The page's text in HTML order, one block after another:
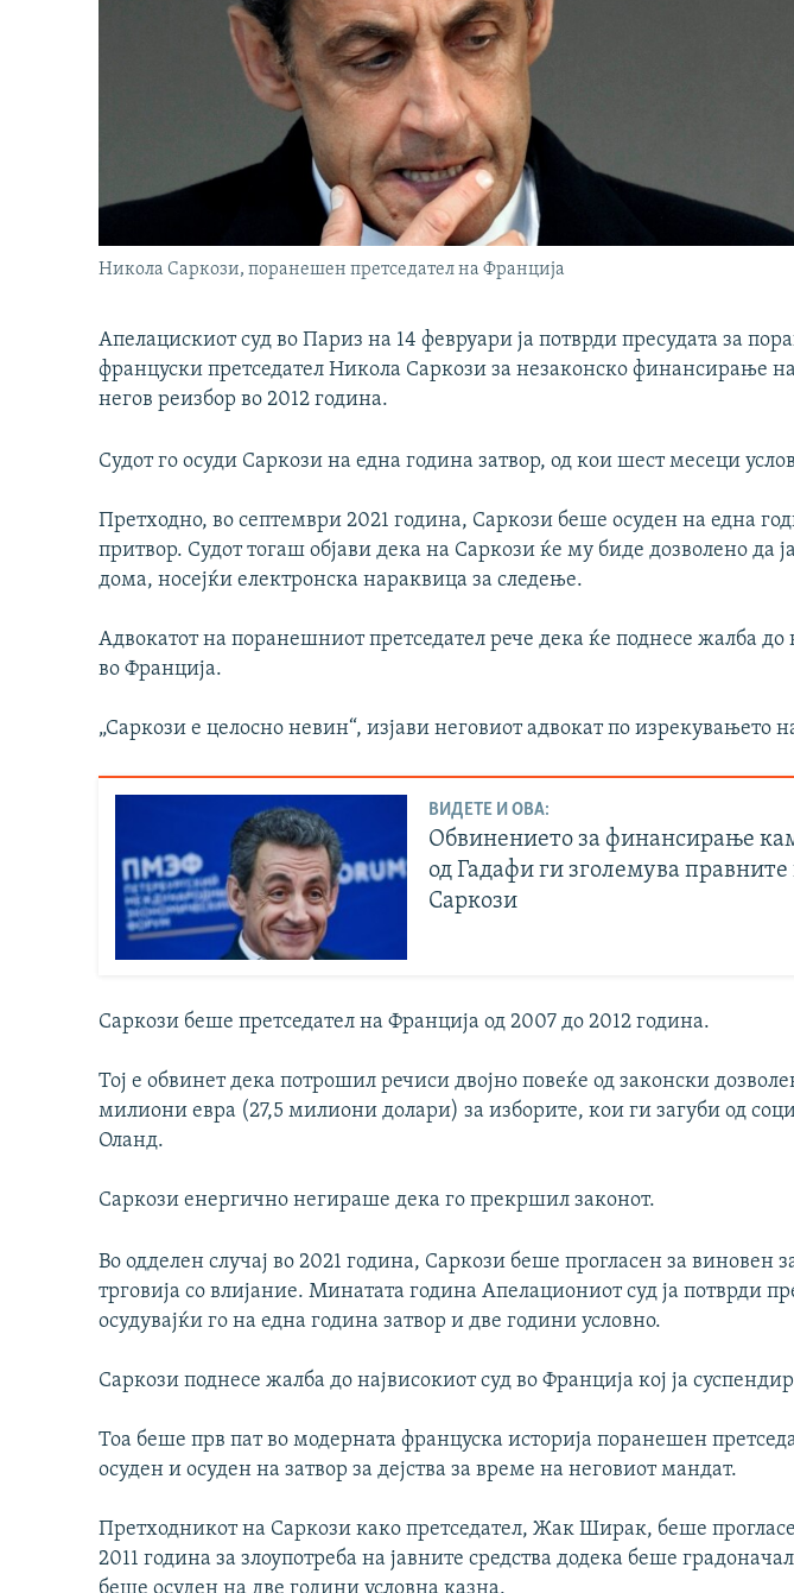
Никола Саркози, поранешен претседател на Франција
Апелацискиот суд во Париз на 14 февруари ја потврди пресудата за
француски претседател Никола Саркози за незаконско финансирање
негов реизбор во 2012 година.
Судот го осуди Саркози на една година затвор, од кои шест месеци
Претходно, во септември 2021 година, Саркози беше осуден на една
притвор. Судот тогаш објави дека на Саркози ќе му биде дозволено да
дома, носејќи електронска нараквица за следење.
Адвокатот на поранешниот претседател рече дека ќе поднесе жалба до
во Франција.
„Саркози е целосно невин“, изјави неговиот адвокат по изрекувањето
ВИДЕТЕ И ОВА:
Обвинението за финансирање
од Гадафи ги зголемува
Саркози
Саркози беше претседател на Франција од 2007 до 2012 година.
Тој е обвинет дека потрошил речиси двојно повеќе од законски
милиони евра (27,5 милиони долари) за изборите, кои ги загуби од
Оланд.
Саркози енергично негираше дека го прекршил законот.
Во одделен случај во 2021 година, Саркози беше прогласен за виновен
трговија со влијание. Минатата година Апелациониот суд ја потврди
осудувајќи го на една година затвор и две години условно.
Саркози поднесе жалба до највисокиот суд во Франција кој ја
Тоа беше прв пат во модерната француска историја поранешен
осуден и осуден на затвор за дејства за време на неговиот мандат.
Претходникот на Саркози како претседател, Жак Ширак, беше
2011 година за злоупотреба на јавните средства додека беше